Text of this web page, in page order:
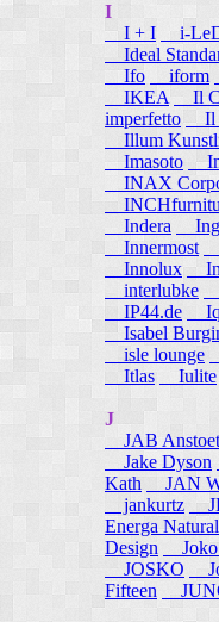
I
I + I
i-
Ideal
Ifo
iform
IKEA
Il
imperfetto
Il
Illum
Imasoto
INAX
Indera
Innermost
Innolux
interlubke
IP44.de
Isabel
isle lounge
Itlas
Iulite
J
JAB
Jake Dyson
Kath
JAN
jankurtz
Energa Natural
Design
Joko
JOSKO
Fifteen